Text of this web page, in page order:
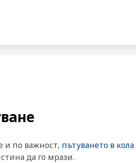
и по важност, пътуването в кола
да го мрази.